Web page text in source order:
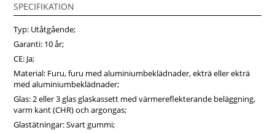
Utforska valen och beställ hos fonsterpro.se.
SPECIFIKATION
Typ: Utåtgående;
Garanti: 10 år;
CE: Ja;
Material: Furu, furu med aluminiumbeklädnader, ekträ eller ekträ
med aluminiumbeklädnader;
Glas: 2 eller 3 glas glaskassett med värmereflekterande beläggning,
varm kant (CHR) och argongas;
Glastätningar: Svart gummi;